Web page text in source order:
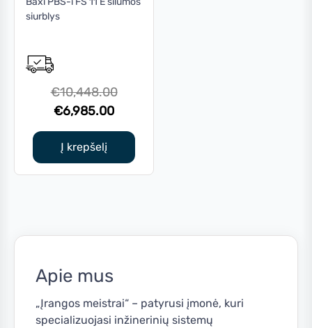
siurblys
€10,448.00Original
was:
€6,985.00Current
price
€6,985.00.
Į krepšelį
Apie mus
„Įrangos meistrai“ – patyrusi įmonė, kuri
specializuojasi inžinerinių sistemų